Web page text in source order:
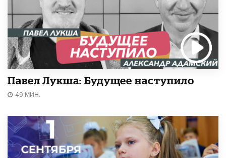
Павел Лукша: Будущее наступило
49 МИН.